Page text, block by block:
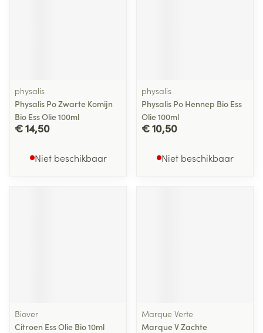
physalis
Physalis Po Zwarte Komijn
Bio Ess Olie 100ml
€ 14,50
Niet beschikbaar
physalis
Physalis Po Hennep Bio Ess
Olie 100ml
€ 10,50
Niet beschikbaar
Biover
Citroen Ess Olie Bio 10ml
Marque Verte
Marque V Zachte